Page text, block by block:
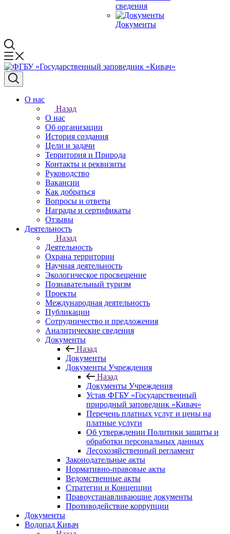
сведения
Документы
О нас
Назад
О нас
Об организации
История создания
Цели и задачи
Территория и Природа
Контакты и реквизиты
Руководство
Вакансии
Как добраться
Вопросы и ответы
Награды и сертификаты
Отзывы
Деятельность
Назад
Деятельность
Охрана территории
Научная деятельность
Экологическое просвещение
Познавательный туризм
Проекты
Международная деятельность
Публикации
Сотрудничество и предложения
Аналитические сведения
Документы
Назад
Документы
Документы Учреждения
Назад
Документы Учреждения
Устав ФГБУ «Государственный
природный заповедник «Кивач»
Перечень платных услуг и цены на
платные услуги
Об утверждении Политики защиты и
обработки персональных данных
Лесохозяйственный регламент
Законодательные акты
Нормативно-правовые акты
Ведомственные акты
Стратегии и Концепции
Правоустанавливающие документы
Противодействие коррупции
Документы
Водопад Кивач